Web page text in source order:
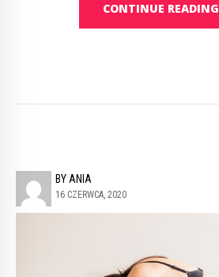
CONTINUE READING
BY ANIA
16 CZERWCA, 2020